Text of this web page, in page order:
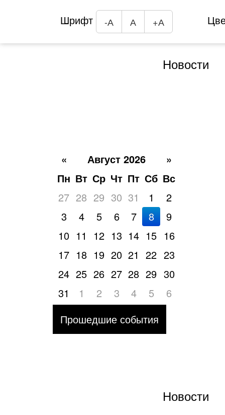
Шрифт -А А +А
Новости
« Август 2026
»
Пн Вт Ср Чт Пт Сб Вс
27 28 29 30 31 1
2
3
4 5 6 7 8
9
10 11 12 13 14 15 16
17 18 19 20 21 22 23
24 25 26 27 28 29 30
31
1 2 3 4 5
6
Прошедшие события
Новости